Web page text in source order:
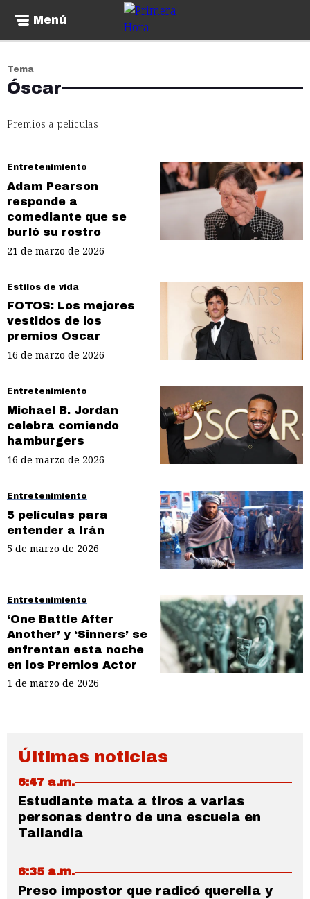
Menú
Tema
Óscar
Premios a películas
Entretenimiento
Adam Pearson
responde a
comediante que se
burló su rostro
21 de marzo de 2026
Estilos de vida
FOTOS: Los mejores
vestidos de los
premios Oscar
16 de marzo de 2026
Entretenimiento
Michael B. Jordan
celebra comiendo
hamburgers
16 de marzo de 2026
Entretenimiento
5 películas para
entender a Irán
5 de marzo de 2026
Entretenimiento
‘One Battle After
Another’ y ‘Sinners’ se
enfrentan esta noche
en los Premios Actor
1 de marzo de 2026
Últimas noticias
6:47 a.m.
Estudiante mata a tiros a varias
personas dentro de una escuela en
Tailandia
6:35 a.m.
Preso impostor que radicó querella y